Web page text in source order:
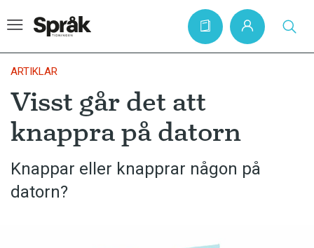
Hem
Artiklar
Krönikor
Språkfrågor
ARTIKLAR
Visst går det att
knappra på datorn
Knappar eller knapprar någon på
datorn?